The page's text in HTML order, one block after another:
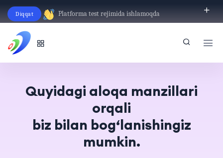
Diqqat Platforma test rejimida ishlamoqda
O‘zbekcha
Quyidagi aloqa manzillari
orqali
biz bilan bog‘lanishingiz
mumkin.